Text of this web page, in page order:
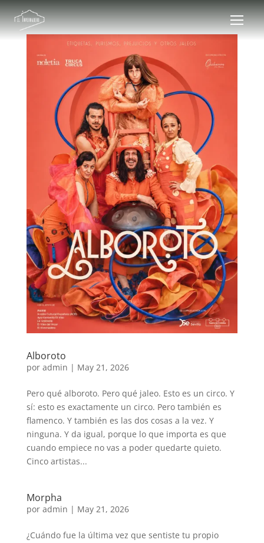
Alboroto
por admin | May 21, 2026
Pero qué alboroto. Pero qué jaleo. Esto es un circo. Y
sí: esto es exactamente un circo. Pero también es
flamenco. Y también es las dos cosas a la vez. Y
ninguna. Y da igual, porque lo que importa es que
cuando empiece no vas a poder quedarte quieto.
Cinco artistas...
Morpha
por admin | May 21, 2026
¿Cuándo fue la última vez que sentiste tu propio